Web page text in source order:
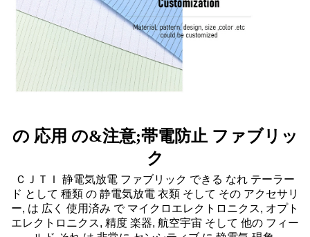
の 応用 の&注意;帯電防止 ファブリッ
ク
ＣＪＴＩ 静電気放電 ファブリック できる なれ テーラー
ド として 種類 の 静電気放電 衣類 そして その アクセサリ
ー, は 広く 使用済み で マイクロエレクトロニクス, オプト
エレクトロニクス, 精度 楽器, 航空宇宙 そして 他の フィー